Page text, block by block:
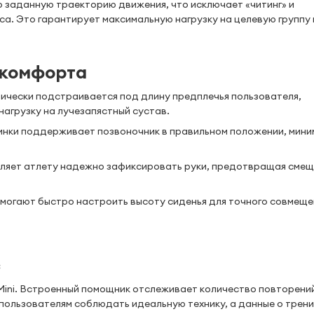
траекторию движения, что исключает «читинг» и
Это гарантирует максимальную нагрузку на целевую
подстраивается под длину предплечья пользователя,
на лучезапястный сустав.
поддерживает позвоночник в правильном положении,
атлету надежно зафиксировать руки, предотвращая
быстро настроить высоту сиденья для точного
Встроенный помощник отслеживает количество
соблюдать идеальную технику, а данные о